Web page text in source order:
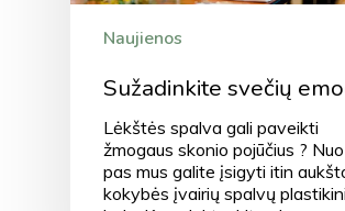
Naujienos
Sužadinkite svečių
Lėkštės spalva gali paveikti
žmogaus skonio pojūčius ?
pas mus galite įsigyti itin
kokybės įvairių spalvų